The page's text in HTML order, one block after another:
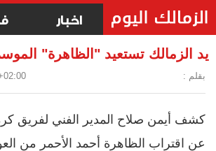
اخبار
يد الزمالك تستعيد "الظاهرة"
بقلم :
كشف أيمن صلاح المدير الفني لفريق كرة
عن اقتراب الظاهرة أحمد الأحمر من